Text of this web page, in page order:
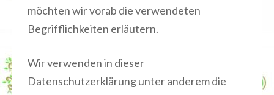
möchten wir vorab die verwendeten
Begrifflichkeiten erläutern.
Wir verwenden in dieser
Datenschutzerklärung unter anderem die